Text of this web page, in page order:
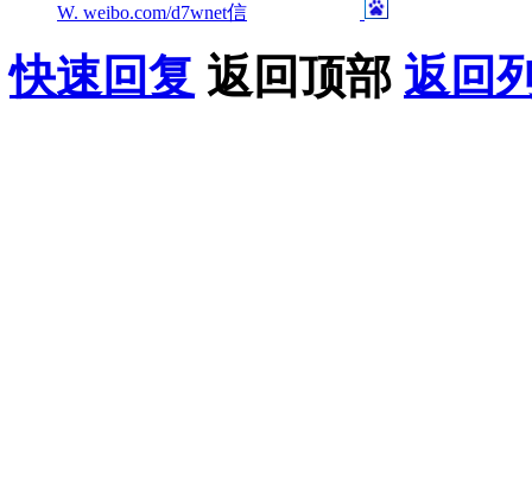
W. weibo.com/d7wnet
快速回复 返回顶部 返回